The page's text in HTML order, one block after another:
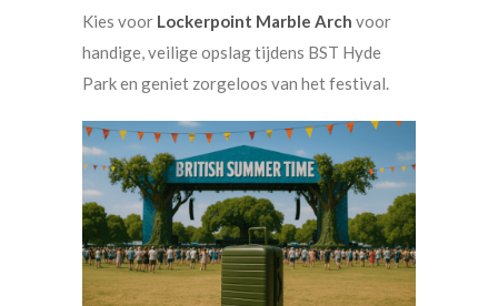
Kies voor Lockerpoint Marble Arch voor
handige, veilige opslag tijdens BST Hyde
Park en geniet zorgeloos van het festival.